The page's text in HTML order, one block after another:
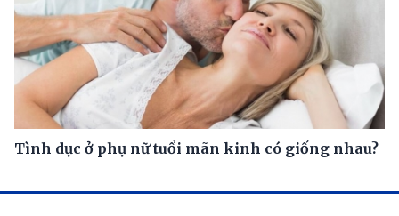
Tình dục ở phụ nữ tuổi mãn kinh có giống nhau?